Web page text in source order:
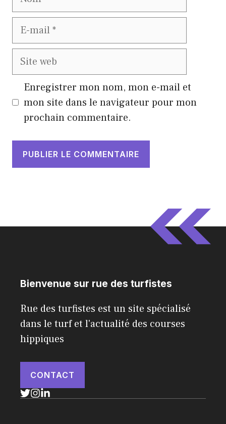
E-
Site
Enregistrer mon nom, mon e-mail et
mon site dans le navigateur pour mon
prochain commentaire.
Bienvenue sur rue des turfistes
Rue des turfistes est un site spécialisé
dans le turf et l'actualité des courses
hippiques
CONTACT